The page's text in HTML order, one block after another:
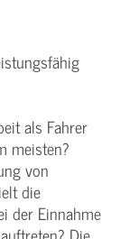
als Fahrer
meisten?
von
die
der Einnahme